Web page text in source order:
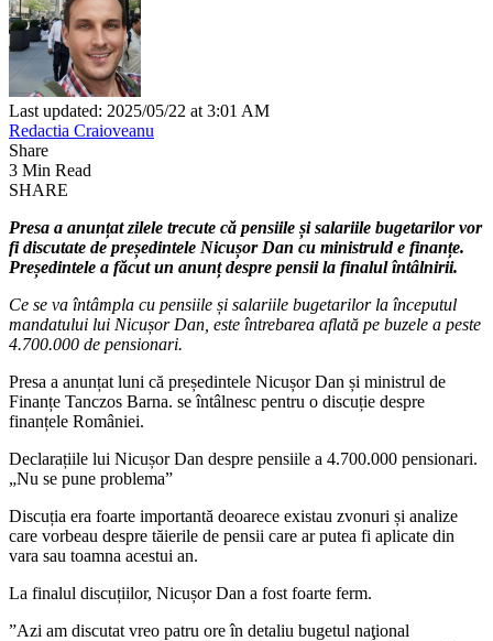
Last updated: 2025/05/22 at 3:01 AM
Redactia Craioveanu
Share
3 Min Read
SHARE
Presa a anunțat zilele trecute că pensiile și salariile bugetarilor vor
fi discutate de președintele Nicușor Dan cu ministruld e finanțe.
Președintele a făcut un anunț despre pensii la finalul întâlnirii.
Ce se va întâmpla cu pensiile și salariile bugetarilor la începutul
mandatului lui Nicușor Dan, este întrebarea aflată pe buzele a peste
4.700.000 de pensionari.
Presa a anunțat luni că președintele Nicușor Dan și ministrul de
Finanțe Tanczos Barna. se întâlnesc pentru o discuție despre
finanțele României.
Declarațiile lui Nicușor Dan despre pensiile a 4.700.000 pensionari.
„Nu se pune problema”
Discuția era foarte importantă deoarece existau zvonuri și analize
care vorbeau despre tăierile de pensii care ar putea fi aplicate din
vara sau toamna acestui an.
La finalul discuțiilor, Nicușor Dan a fost foarte ferm.
”Azi am discutat vreo patru ore în detaliu bugetul naţional